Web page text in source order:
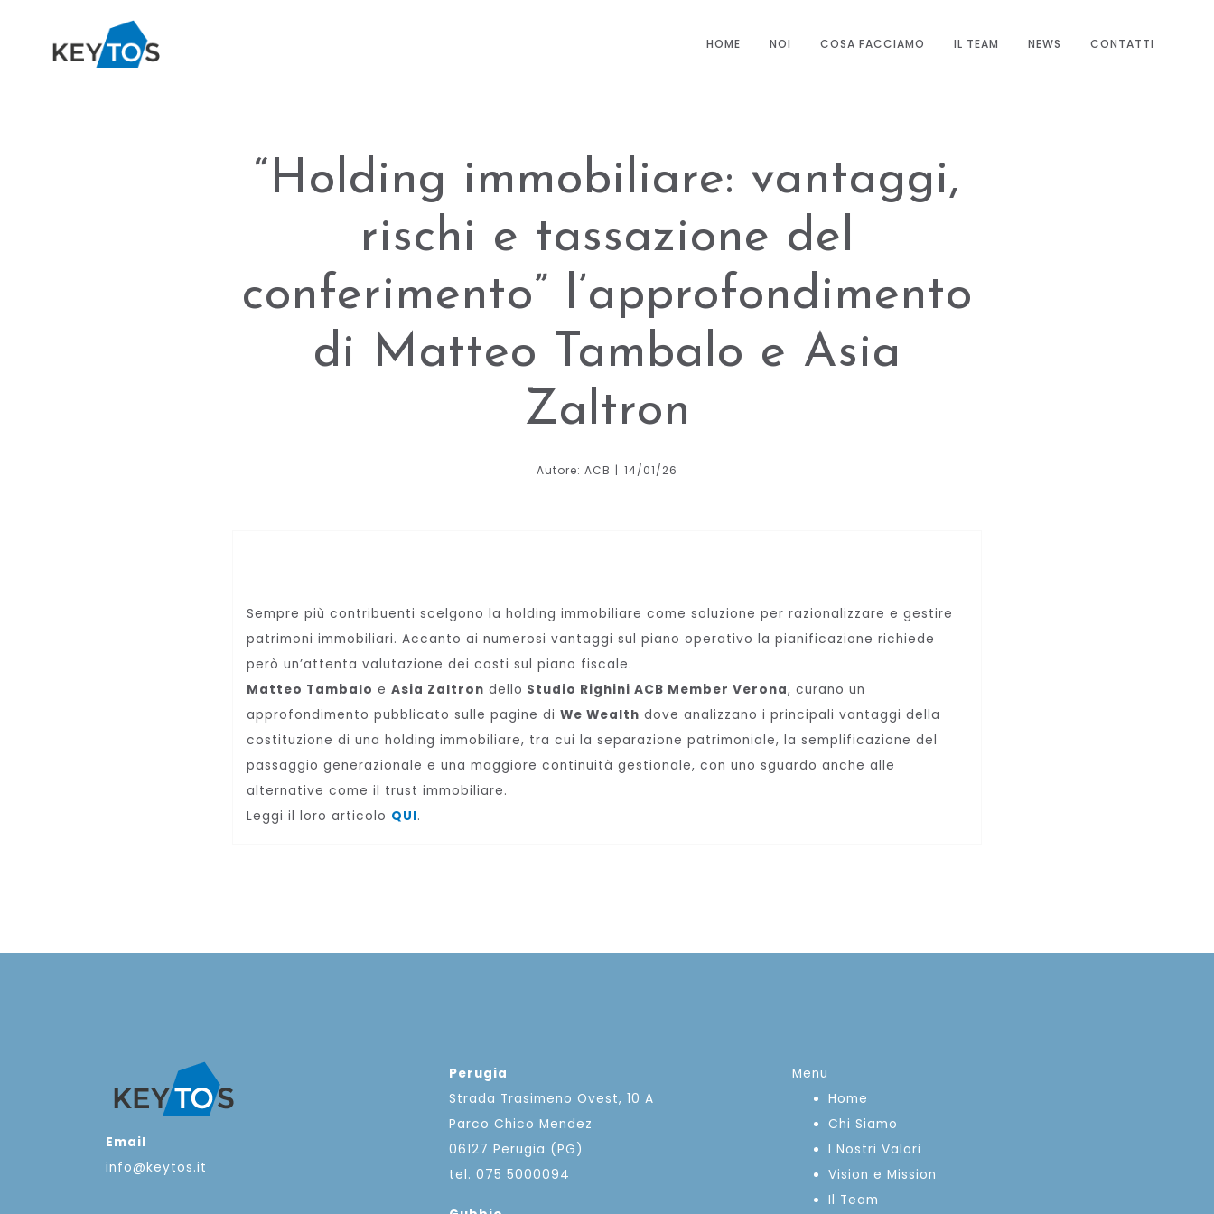
HOME NOI COSA FACCIAMO IL TEAM NEWS CONTATTI
“Holding immobiliare: vantaggi,
rischi e tassazione del
conferimento” l’approfondimento
di Matteo Tambalo e Asia
Zaltron
Autore: ACB 14/01/26
Sempre più contribuenti scelgono la holding immobiliare come soluzione per razionalizzare e gestire
patrimoni immobiliari. Accanto ai numerosi vantaggi sul piano operativo la pianificazione richiede
però un’attenta valutazione dei costi sul piano fiscale.
Matteo Tambalo e Asia Zaltron dello Studio Righini ACB Member Verona, curano un
approfondimento pubblicato sulle pagine di We Wealth dove analizzano i principali vantaggi della
costituzione di una holding immobiliare, tra cui la separazione patrimoniale, la semplificazione del
passaggio generazionale e una maggiore continuità gestionale, con uno sguardo anche alle
alternative come il trust immobiliare.
Leggi il loro articolo QUI.
Email
info@keytos.it
Perugia
Strada Trasimeno Ovest, 10 A
Parco Chico Mendez
06127 Perugia (PG)
tel. 075 5000094
Menu
Home
Chi Siamo
I Nostri Valori
Vision e Mission
Il Team